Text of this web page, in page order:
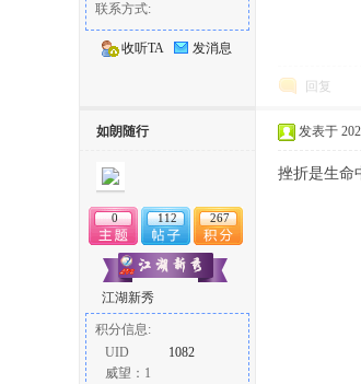
联系方式:
收听TA 发消息
回复
如朗随行
0 112 267
江湖新秀
积分信息:
UID
1082
威望：1
发表于
挫折是生命